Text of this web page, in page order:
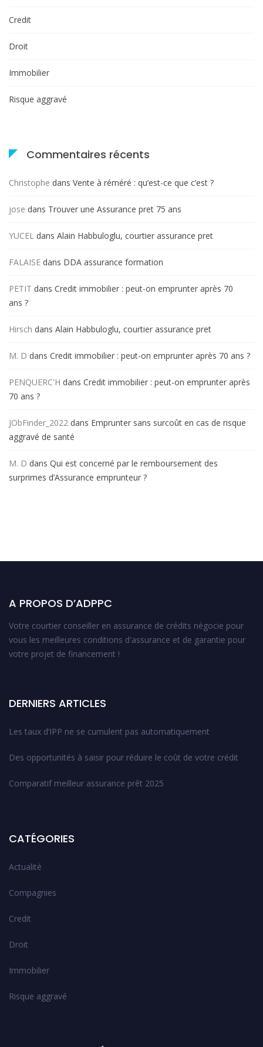
Credit
Droit
Immobilier
Risque aggravé
Commentaires récents
Christophe dans Vente à réméré : qu’est-ce que c’est ?
jose dans Trouver une Assurance pret 75 ans
YUCEL dans Alain Habbuloglu, courtier assurance pret
FALAISE dans DDA assurance formation
PETIT dans Credit immobilier : peut-on emprunter après 70
ans ?
Hirsch dans Alain Habbuloglu, courtier assurance pret
M. D dans Credit immobilier : peut-on emprunter après 70 ans ?
PENQUERC'H dans Credit immobilier : peut-on emprunter après
70 ans ?
JObFinder_2022 dans Emprunter sans surcoût en cas de risque
aggravé de santé
M. D dans Qui est concerné par le remboursement des
surprimes d’Assurance emprunteur ?
A PROPOS D’ADPPC
Votre courtier conseiller en assurance de crédits négocie pour
vous les meilleures conditions d'assurance et de garantie pour
votre projet de financement !
DERNIERS ARTICLES
Les taux d’IPP ne se cumulent pas automatiquement
Des opportunités à saisir pour réduire le coût de votre crédit
Comparatif meilleur assurance prêt 2025
CATÉGORIES
Actualité
Compagnies
Credit
Droit
Immobilier
Risque aggravé